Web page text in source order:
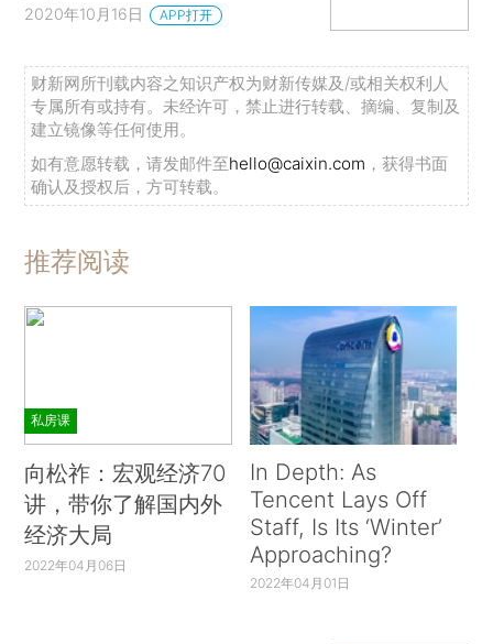
2020年10月16日 APP打开
财新网所刊载内容之知识产权为财新传媒及/或相关权利人
专属所有或持有。未经许可，禁止进行转载、摘编、复制及
建立镜像等任何使用。
如有意愿转载，请发邮件至hello@caixin.com ，获得书面
确认及授权后，方可转载。
推荐阅读
私房课
向松祚：宏观经济70
讲，带你了解国内外
经济大局
2022年04月06日
In Depth: As
Tencent Lays Off
Staff, Is Its ‘Winter’
Approaching?
2022年04月01日